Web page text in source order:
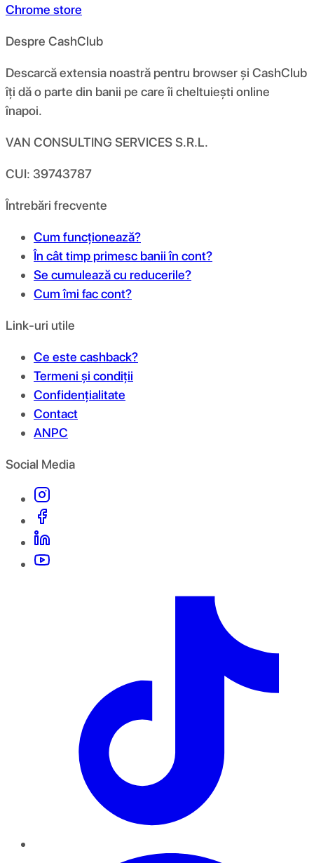
Chrome store
Despre CashClub
Descarcă extensia noastră pentru browser și CashClub
îți dă o parte din banii pe care îi cheltuiești online
înapoi.
VAN CONSULTING SERVICES S.R.L.
CUI: 39743787
Întrebări frecvente
Cum funcționează?
În cât timp primesc banii în cont?
Se cumulează cu reducerile?
Cum îmi fac cont?
Link-uri utile
Ce este cashback?
Termeni și condiții
Confidențialitate
Contact
ANPC
Social Media